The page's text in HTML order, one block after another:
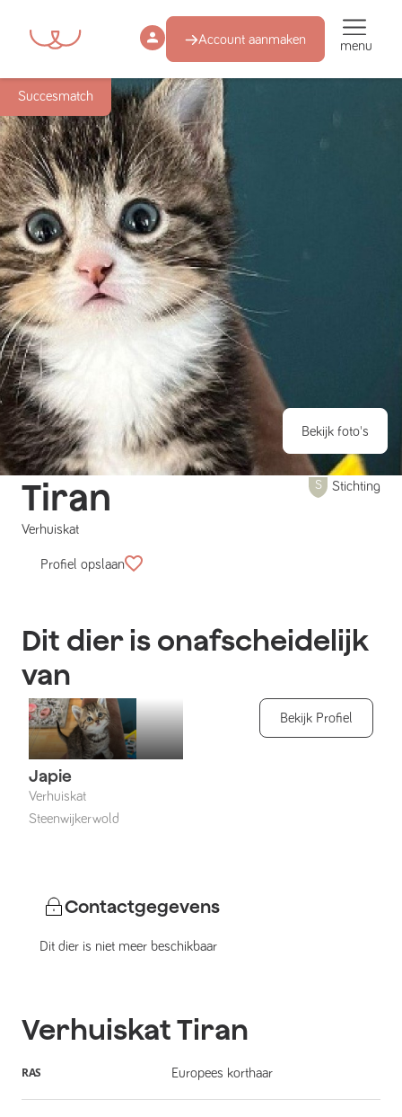
Account aanmaken menu
Succesmatch
Bekijk foto's
Tiran
Verhuiskat
Stichting
Profiel opslaan
Dit dier is onafscheidelijk
van
Japie
Verhuiskat
Steenwijkerwold
Bekijk Profiel
Contactgegevens
Dit dier is niet meer beschikbaar
VerhuiskatTiran
RAS Europees korthaar